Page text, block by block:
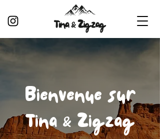
Bienvenue sur
Tina & Zigzag